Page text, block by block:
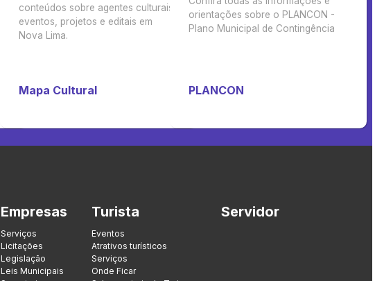
conteúdos sobre agentes culturais,
eventos, projetos e editais em
Nova Lima.
Mapa Cultural
orientações sobre o PLANCON -
Plano Municipal de Contingência
PLANCON
Empresas
Serviços
Licitações
Legislação
Leis Municipais
Turista
Eventos
Atrativos turísticos
Serviços
Onde Ficar
Servidor